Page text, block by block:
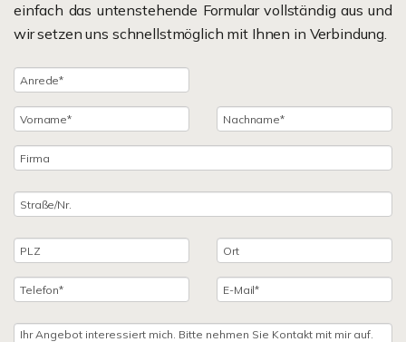
einfach das untenstehende Formular vollständig aus und
wir setzen uns schnellstmöglich mit Ihnen in Verbindung.